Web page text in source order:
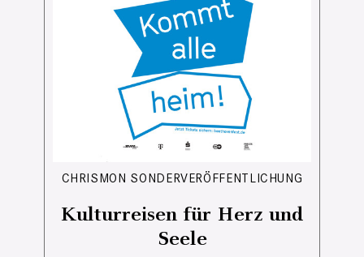
CHRISMON SONDERVERÖFFENTLICHUNG
Kulturreisen für Herz und
Seele